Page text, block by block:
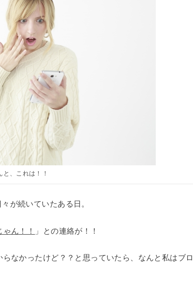
と、これは！！
が続いていたある日。
ん！！ 」との連絡が！！
なかったけど？？と思っていたら、なんと私はブロ